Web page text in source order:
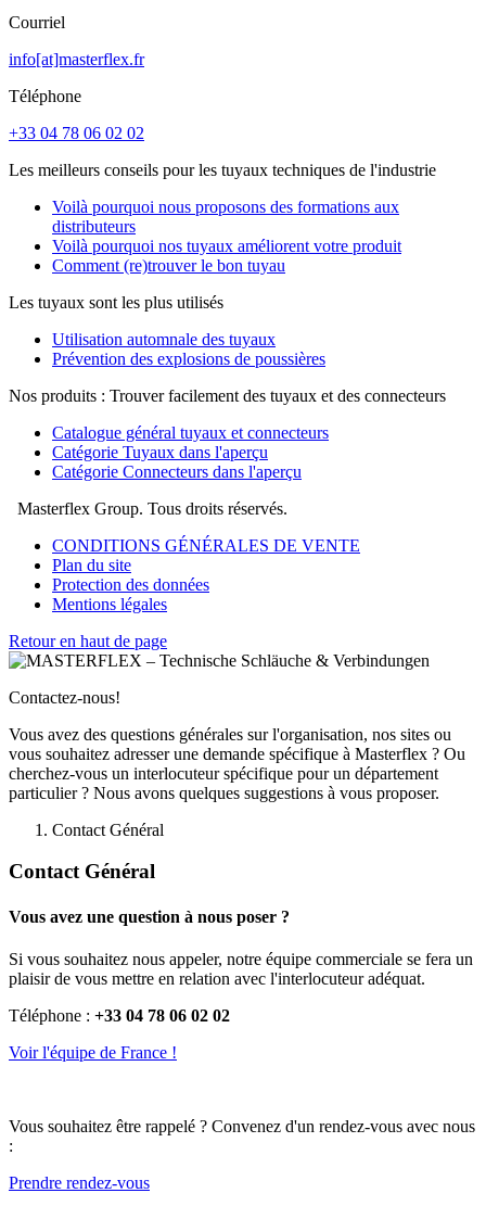
Courriel
info[at]masterflex.fr
Téléphone
+33 04 78 06 02 02
Les meilleurs conseils pour les tuyaux techniques de l'industrie
Voilà pourquoi nous proposons des formations aux
distributeurs
Voilà pourquoi nos tuyaux améliorent votre produit
Comment (re)trouver le bon tuyau
Les tuyaux sont les plus utilisés
Utilisation automnale des tuyaux
Prévention des explosions de poussières
Nos produits : Trouver facilement des tuyaux et des connecteurs
Catalogue général tuyaux et connecteurs
Catégorie Tuyaux dans l'aperçu
Catégorie Connecteurs dans l'aperçu
Masterflex Group. Tous droits réservés.
CONDITIONS GÉNÉRALES DE VENTE
Plan du site
Protection des données
Mentions légales
Retour en haut de page
Contactez-nous!
Vous avez des questions générales sur l'organisation, nos sites ou
vous souhaitez adresser une demande spécifique à Masterflex ? Ou
cherchez-vous un interlocuteur spécifique pour un département
particulier ? Nous avons quelques suggestions à vous proposer.
Contact Général
Contact Général
Vous avez une question à nous poser ?
Si vous souhaitez nous appeler, notre équipe commerciale se fera un
plaisir de vous mettre en relation avec l'interlocuteur adéquat.
Téléphone : +33 04 78 06 02 02
Voir l'équipe de France !
Vous souhaitez être rappelé ? Convenez d'un rendez-vous avec nous
:
Prendre rendez-vous